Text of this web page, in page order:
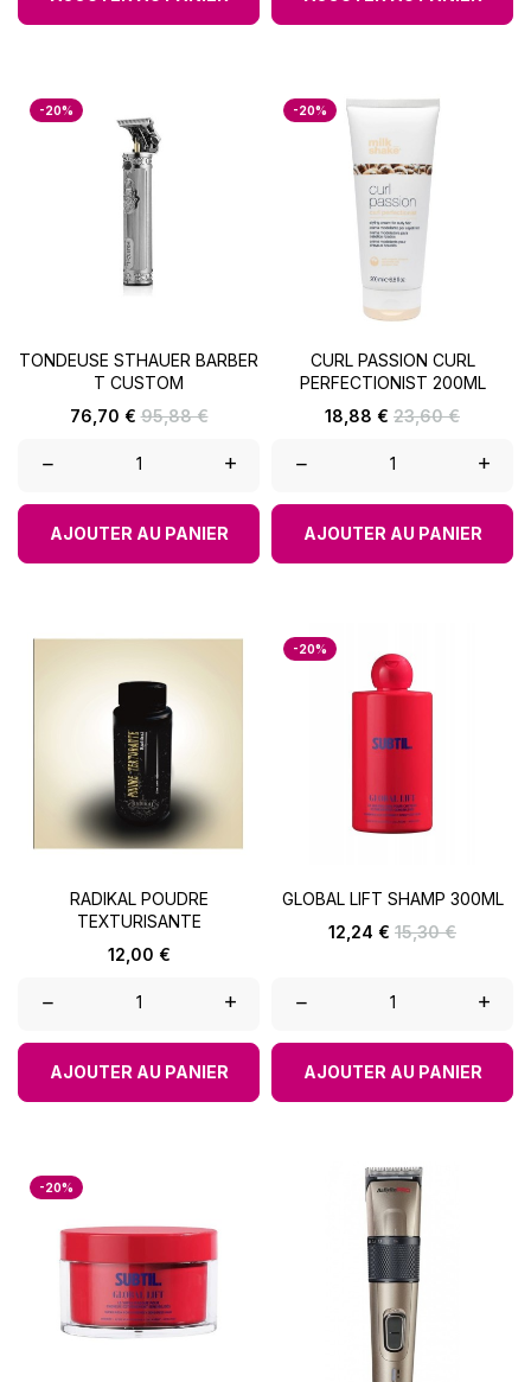
-20%
TONDEUSE STHAUER BARBER
T CUSTOM
Prix
76,70 € Prix
95,88 €
– +
AJOUTER AU PANIER
-20%
CURL PASSION CURL
PERFECTIONIST 200ML
Prix
18,88 € Prix
23,60 €
– +
AJOUTER AU PANIER
RADIKAL POUDRE
TEXTURISANTE
Prix
12,00 €
– +
AJOUTER AU PANIER
-20%
GLOBAL LIFT SHAMP 300ML
Prix
12,24 € Prix
de
15,30 €
– +
AJOUTER AU PANIER
-20%